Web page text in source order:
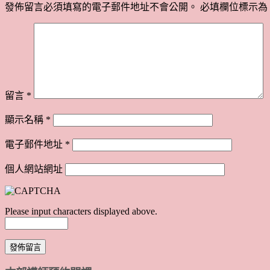
發佈留言必須填寫的電子郵件地址不會公開。 必填欄位標示為
留言 *
顯示名稱 *
電子郵件地址 *
個人網站網址
Please input characters displayed above.